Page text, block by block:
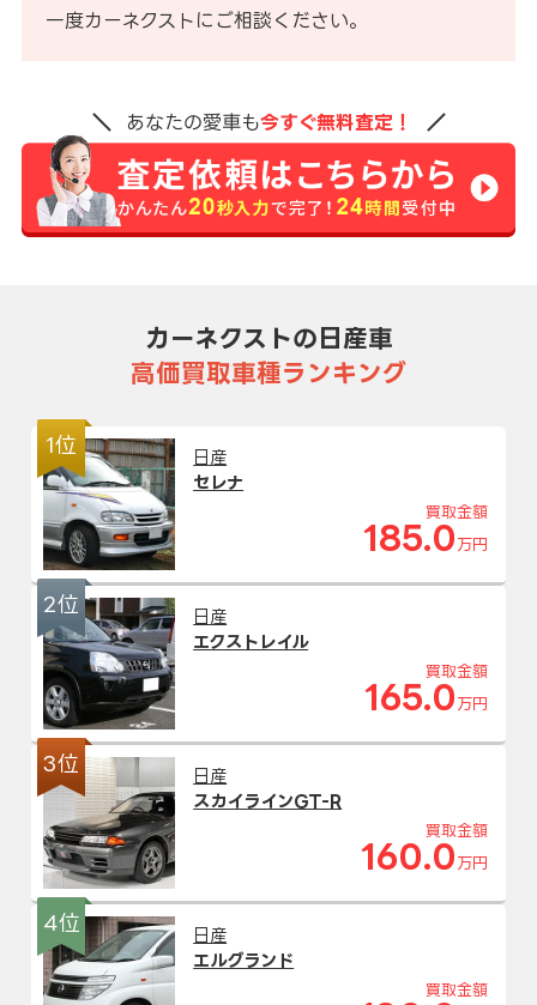
一度カーネクストにご相談ください。
あなたの愛車も今すぐ無料査定！
カーネクストの日産車
高価買取車種ランキング
1位
日産
セレナ
買取金額
185.0 万円
2位
日産
エクストレイル
買取金額
165.0 万円
3位
日産
スカイラインGT-R
買取金額
160.0 万円
4位
日産
エルグランド
買取金額